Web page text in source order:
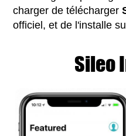
charger de télécharger
officiel, et de l'installe
Sileo